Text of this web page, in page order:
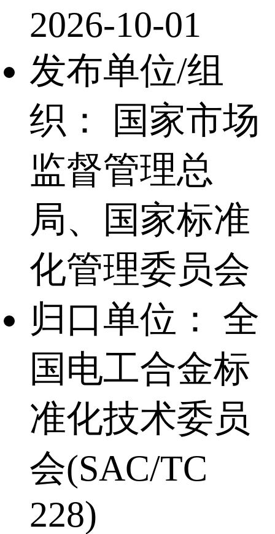
2026-10-01
发布单位/组
织：
国家市场
监督管理总
局、国家标准
化管理委员会
归口单位：
全
国电工合金标
准化技术委员
会(SAC/TC
228)